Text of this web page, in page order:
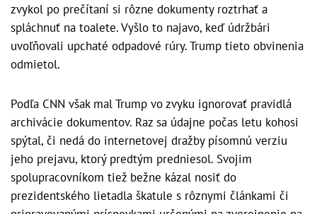
zvykol po prečítaní si rôzne dokumenty roztrhať a
spláchnuť na toalete. Vyšlo to najavo, keď údržbári
uvoľňovali upchaté odpadové rúry. Trump tieto obvinenia
odmietol.
Podľa CNN však mal Trump vo zvyku ignorovať pravidlá
archivácie dokumentov. Raz sa údajne počas letu kohosi
spýtal, či nedá do internetovej dražby písomnú verziu
jeho prejavu, ktorý predtým predniesol. Svojim
spolupracovníkom tiež bežne kázal nosiť do
prezidentského lietadla škatule s rôznymi článkami či